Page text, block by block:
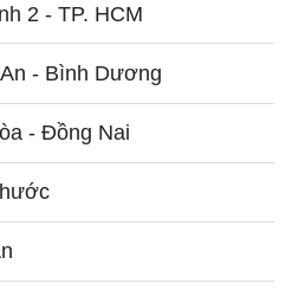
2 - TP. HCM
- Bình Dương
- Đồng Nai